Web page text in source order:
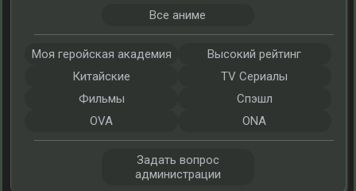
Все аниме
Моя геройская академия
Высокий рейтинг
Китайские
TV Сериалы
Фильмы
Спэшл
OVA
ONA
Задать вопрос
администрации